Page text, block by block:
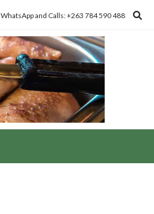
WhatsApp and Calls: +263 784 590 488